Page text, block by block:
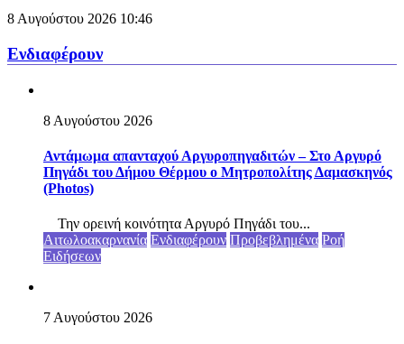
8 Αυγούστου 2026 10:46
Ενδιαφέρουν
8 Αυγούστου 2026
Αντάμωμα απανταχού Αργυροπηγαδιτών – Στο Αργυρό
Πηγάδι του Δήμου Θέρμου ο Μητροπολίτης Δαμασκηνός
(Photos)
Την ορεινή κοινότητα Αργυρό Πηγάδι του...
Αιτωλοακαρνανία Ενδιαφέρουν Προβεβλημένα Ροή
Ειδήσεων
7 Αυγούστου 2026